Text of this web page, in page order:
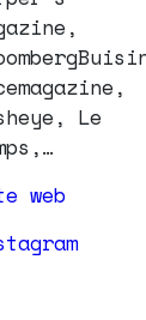
Le
web